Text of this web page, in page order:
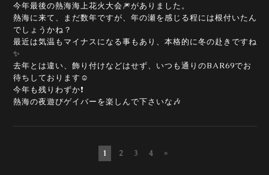
今年最後の熱海海上花火大会🎆がありました。
熱海に来て、まだ数年ですが、年の瀬を感じる程には根付いたん
でしょうかね？
最近は気温もマイナスになる事もあり、本格的に冬の赴きですね
✨
去年とは違い、飾り付けなどはせず、いつも通りのBAR69でお
待ちしております☺️
今年も残りわずか❗
熱海の夜遊びゲイバーを楽しんで下さいな🎶
1 2 3 4 »